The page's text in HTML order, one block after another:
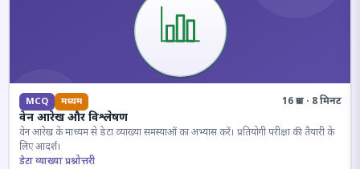
MCQ मध्यम 16 प्रश्न · 8 मिनट
वेन आरेख और विश्लेषण
वेन आरेख के माध्यम से डेटा व्याख्या समस्याओं का अभ्यास करें। प्रतियोगी परीक्षा की तैयारी के
लिए आदर्श।
डेटा व्याख्या प्रश्नोत्तरी